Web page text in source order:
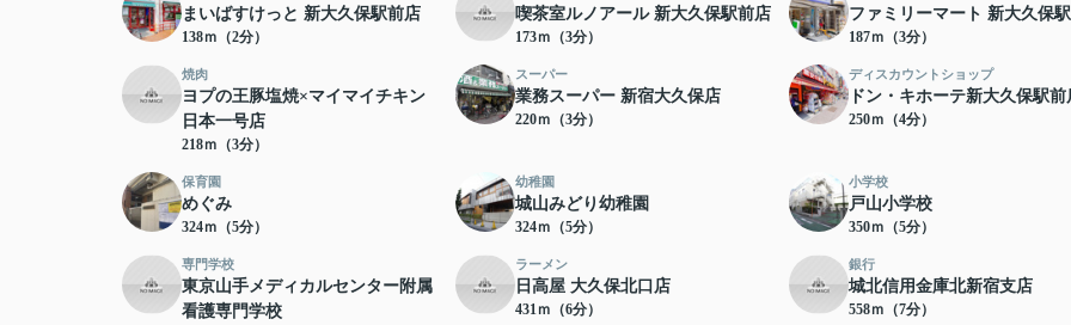
まいばすけっと 新大久保駅前店
138ｍ（2分）
喫茶室ルノアール 新大久保駅前店
173ｍ（3分）
ファミリーマート 新大久保
187ｍ（3分）
焼肉
ヨプの王豚塩焼×マイマイチキン
日本一号店
218ｍ（3分）
スーパー
業務スーパー 新宿大久保店
220ｍ（3分）
ディスカウントショップ
ドン・キホーテ新大久保駅前
250ｍ（4分）
保育園
めぐみ
324ｍ（5分）
幼稚園
城山みどり幼稚園
324ｍ（5分）
小学校
戸山小学校
350ｍ（5分）
専門学校
東京山手メディカルセンター附属
看護専門学校
ラーメン
日高屋 大久保北口店
431ｍ（6分）
銀行
城北信用金庫北新宿支店
558ｍ（7分）